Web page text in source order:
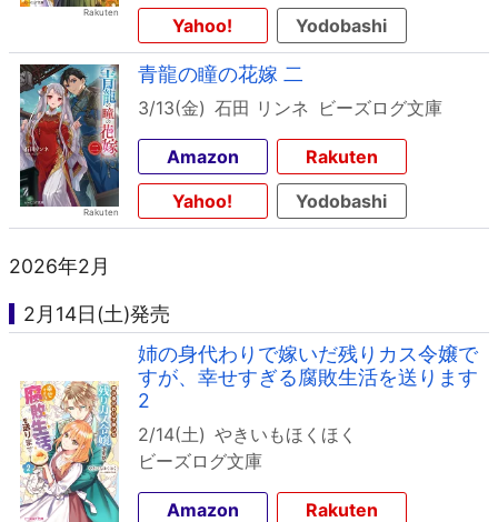
Yahoo!
Yodobashi
青龍の瞳の花嫁 二
3/13(金) 石田 リンネ ビーズログ文庫
Amazon
Rakuten
Yahoo!
Yodobashi
2026年2月
2月14日(土)発売
姉の身代わりで嫁いだ残りカス令嬢で
すが、幸せすぎる腐敗生活を送ります
2
2/14(土) やきいもほくほく
ビーズログ文庫
Amazon
Rakuten